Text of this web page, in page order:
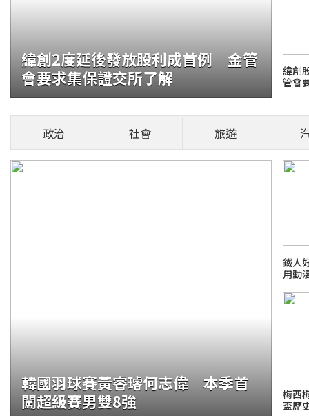
貓咪翻
言」再
火報記者 張舜傑
部位，是否能撫
日本熊
緯創2度延後發放股利成首例 金管
會要求集保證交所了解
緯創
管會
政治 社會 旅遊
韓國羽球賽黃睿璿何志偉 本季首
闖超級賽男雙8強
鐵人
用動
梅西
盃歷